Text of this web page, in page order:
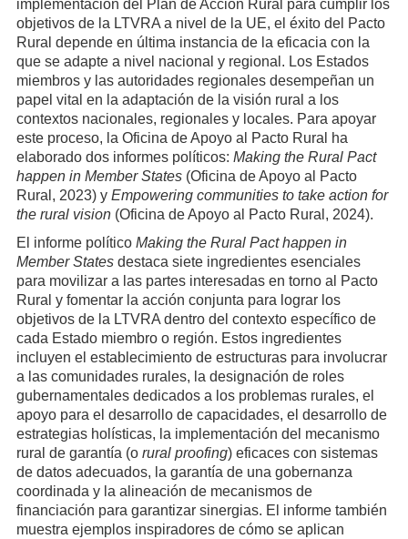
implementación del Plan de Acción Rural para cumplir los
objetivos de la LTVRA a nivel de la UE, el éxito del Pacto
Rural depende en última instancia de la eficacia con la
que se adapte a nivel nacional y regional. Los Estados
miembros y las autoridades regionales desempeñan un
papel vital en la adaptación de la visión rural a los
contextos nacionales, regionales y locales. Para apoyar
este proceso, la Oficina de Apoyo al Pacto Rural ha
elaborado dos informes políticos: Making the Rural Pact
happen in Member States(Oficina de Apoyo al Pacto
Rural, 2023) y Empowering communities to take action for
the rural vision(Oficina de Apoyo al Pacto Rural, 2024).
El informe político Making the Rural Pact happen in
Member Statesdestaca siete ingredientes esenciales
para movilizar a las partes interesadas en torno al Pacto
Rural y fomentar la acción conjunta para lograr los
objetivos de la LTVRA dentro del contexto específico de
cada Estado miembro o región. Estos ingredientes
incluyen el establecimiento de estructuras para involucrar
a las comunidades rurales, la designación de roles
gubernamentales dedicados a los problemas rurales, el
apoyo para el desarrollo de capacidades, el desarrollo de
estrategias holísticas, la implementación del mecanismo
rural de garantía (o rural proofing) eficaces con sistemas
de datos adecuados, la garantía de una gobernanza
coordinada y la alineación de mecanismos de
financiación para garantizar sinergias. El informe también
muestra ejemplos inspiradores de cómo se aplican